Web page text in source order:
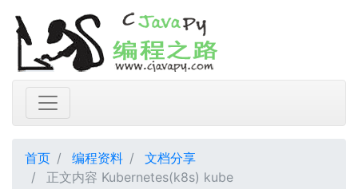
首页 编程资料
文档分享
正文内容 Kubernetes(k8s) kube